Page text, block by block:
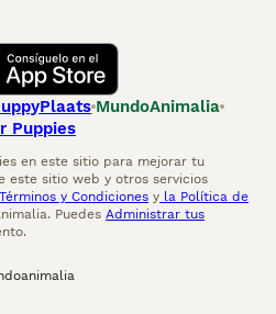
MundoAnimalia
Puppies
en este sitio para mejorar tu
este sitio web y otros servicios
Términos y Condiciones y la Política de
Puedes Administrar tus